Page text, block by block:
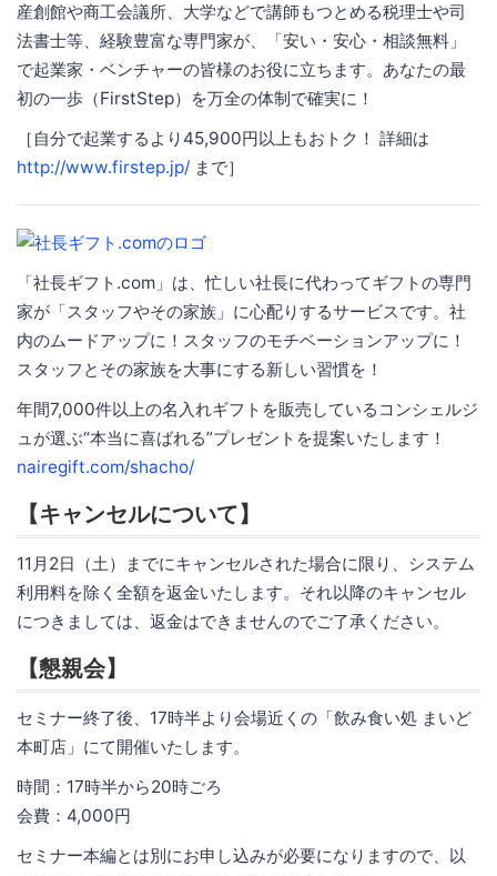
産創館や商工会議所、大学などで講師もつとめる税理士や司
法書士等、経験豊富な専門家が、「安い・安心・相談無料」
で起業家・ベンチャーの皆様のお役に立ちます。あなたの最
初の一歩（FirstStep）を万全の体制で確実に！
［自分で起業するより45,900円以上もおトク！ 詳細は
http://www.firstep.jp/ まで］
「社長ギフト.com」は、忙しい社長に代わってギフトの専門
家が「スタッフやその家族」に心配りするサービスです。社
内のムードアップに！スタッフのモチベーションアップに！
スタッフとその家族を大事にする新しい習慣を！
年間7,000件以上の名入れギフトを販売しているコンシェルジ
ュが選ぶ“本当に喜ばれる”プレゼントを提案いたします！
nairegift.com/shacho/
【キャンセルについて】
11月2日（土）までにキャンセルされた場合に限り、システム
利用料を除く全額を返金いたします。それ以降のキャンセル
につきましては、返金はできませんのでご了承ください。
【懇親会】
セミナー終了後、17時半より会場近くの「飲み食い処 まいど
本町店」にて開催いたします。
時間：17時半から20時ごろ
会費：4,000円
セミナー本編とは別にお申し込みが必要になりますので、以